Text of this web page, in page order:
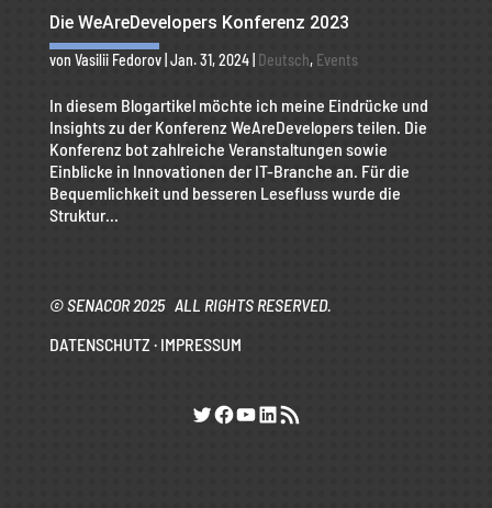
Die WeAreDevelopers Konferenz 2023
von Vasilii Fedorov| Jan. 31, 2024| Deutsch, Events
In diesem Blogartikel möchte ich meine Eindrücke und
Insights zu der Konferenz WeAreDevelopers teilen. Die
Konferenz bot zahlreiche Veranstaltungen sowie
Einblicke in Innovationen der IT-Branche an. Für die
Bequemlichkeit und besseren Lesefluss wurde die
Struktur...
© SENACOR 2025 ALL RIGHTS RESERVED.
DATENSCHUTZ · IMPRESSUM
Twitter
Facebook
YouTube
LinkedIn
RSS-Feed